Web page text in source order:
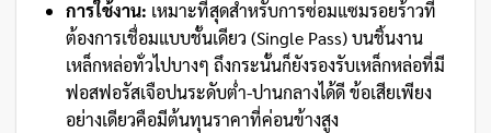
การใช้งาน: เหมาะที่สุดสำหรับการซ่อมแซมรอยร้าวที่
ต้องการเชื่อมแบบชั้นเดียว (Single Pass) บนชิ้นงาน
เหล็กหล่อทั่วไปบางๆ ถึงกระนั้นก็ยังรองรับเหล็กหล่อที่มี
ฟอสฟอรัสเจือปนระดับต่ำ-ปานกลางได้ดี ข้อเสียเพียง
อย่างเดียวคือมีต้นทุนราคาที่ค่อนข้างสูง